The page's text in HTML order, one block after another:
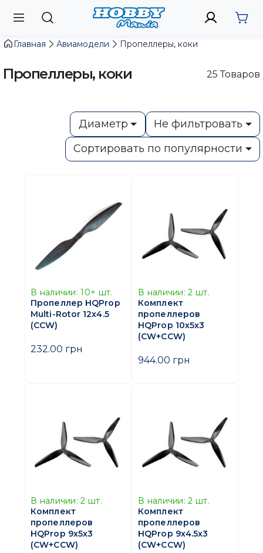
Главная Авиамодели Пропеллеры, коки
Пропеллеры, коки 25 Товаров
Диаметр
Не фильтровать
Сортировать по популярности
В наличии: 10+ шт.
Пропеллер HQProp
Multi-Rotor 12x4.5
(CCW)
232.00 грн
В наличии: 2 шт.
Комплект
пропеллеров
HQProp 10x5x3
(CW+CCW)
944.00 грн
В наличии: 2 шт.
Комплект
пропеллеров
HQProp 9x5x3
(CW+CCW)
В наличии: 2 шт.
Комплект
пропеллеров
HQProp 9x4.5x3
(CW+CCW)